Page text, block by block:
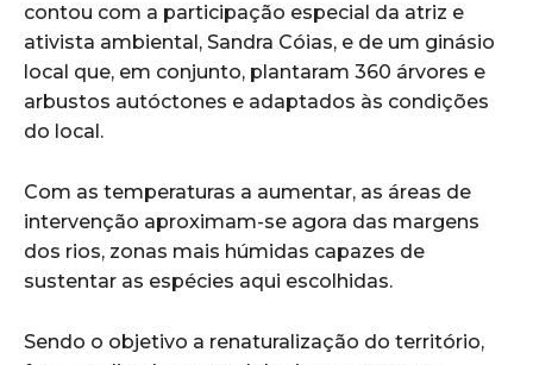
contou com a participação especial da atriz e
ativista ambiental, Sandra Cóias, e de um ginásio
local que, em conjunto, plantaram 360 árvores e
arbustos autóctones e adaptados às condições
do local.
Com as temperaturas a aumentar, as áreas de
intervenção aproximam-se agora das margens
dos rios, zonas mais húmidas capazes de
sustentar as espécies aqui escolhidas.
Sendo o objetivo a renaturalização do território,